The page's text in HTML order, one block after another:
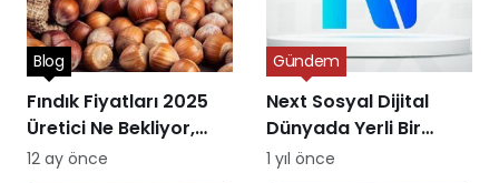
Fındık Fiyatları 2025
Üretici Ne Bekliyor,
Piyasa Ne Sunuyor?
Blog
12 ay önce
Next Sosyal Dijital
Dünyada Yerli Bir
Alternatifin Doğuşu
Gündem
1 yıl önce